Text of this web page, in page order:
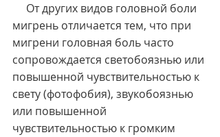
мигрень отличается тем, что при
мигрени головная боль часто
сопровождается светобоязнью или
повышенной чувствительностью к
свету (фотофобия), звукобоязнью
или повышенной
чувствительностью к громким